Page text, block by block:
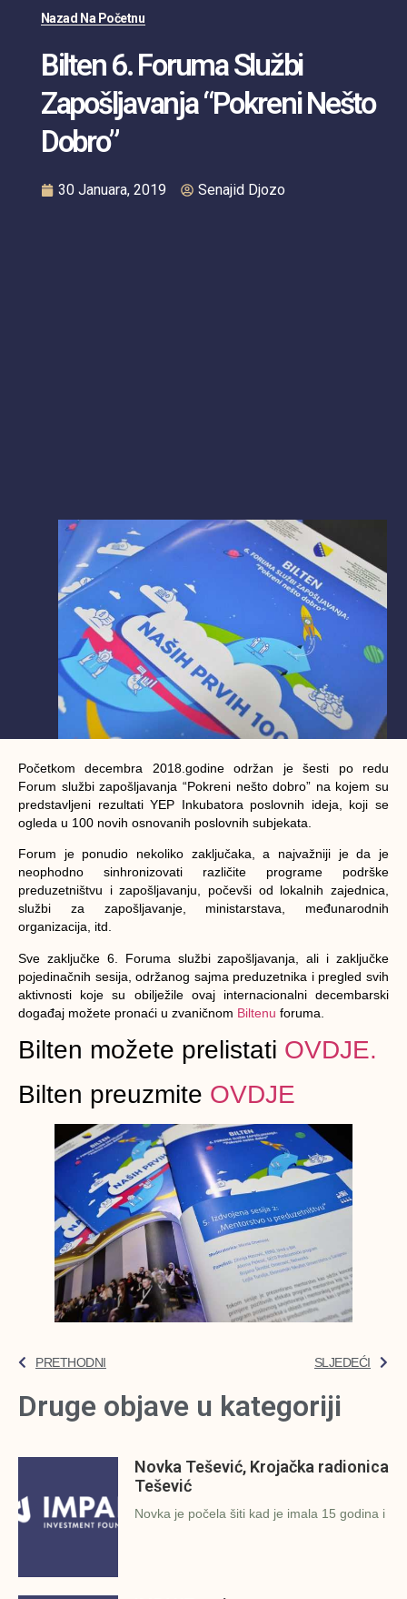
Nazad Na Početnu
Bilten 6. Foruma Službi
Zapošljavanja “Pokreni Nešto
Dobro”
30 Januara, 2019 Senajid Djozo
Početkom decembra 2018.godine održan je šesti po redu
Forum službi zapošljavanja “Pokreni nešto dobro” na kojem su
predstavljeni rezultati YEP Inkubatora poslovnih ideja, koji se
ogleda u 100 novih osnovanih poslovnih subjekata.
Forum je ponudio nekoliko zaključaka, a najvažniji je da je
neophodno sinhronizovati različite programe podrške
preduzetništvu i zapošljavanju, počevši od lokalnih zajednica,
službi za zapošljavanje, ministarstava, međunarodnih
organizacija, itd.
Sve zaključke 6. Foruma službi zapošljavanja, ali i zaključke
pojedinačnih sesija, održanog sajma preduzetnika i pregled svih
aktivnosti koje su obilježile ovaj internacionalni decembarski
događaj možete pronaći u zvaničnom Biltenu foruma.
Bilten možete prelistati OVDJE.
Bilten preuzmite OVDJE
PRETHODNI SLJEDEĆI
Druge objave u kategoriji
Novka Tešević, Krojačka radionica
Tešević
Novka je počela šiti kad je imala 15 godina i